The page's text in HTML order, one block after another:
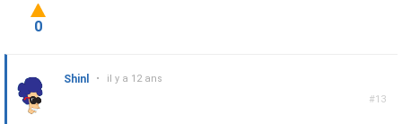
0
#13
Shinl • il y a 12 ans